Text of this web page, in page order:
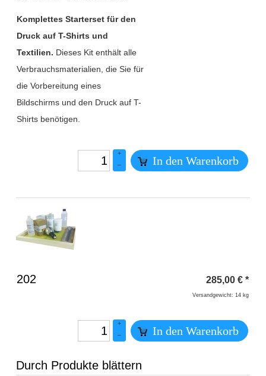
Komplettes Starterset für den
Druck auf T-Shirts und
Textilien. Dieses Kit enthält alle
Verbrauchsmaterialien, die Sie für
die Vorbereitung eines
Bildschirms und den Druck auf T-
Shirts benötigen.
+
–
In den Warenkorb
Überschrift
202 285,00 € *
Versandgewicht: 14 kg
+
–
In den Warenkorb
Durch Produkte blättern